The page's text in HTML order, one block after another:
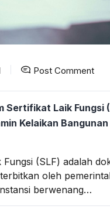
Post Comment
Sertifikat Laik Fungsi
Kelaikan
Fungsi (SLF) adalah
oleh
berwenang…